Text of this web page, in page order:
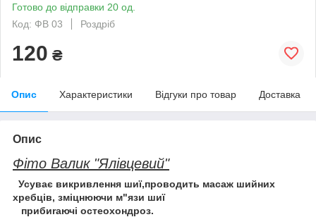
Готово до відправки 20 од.
Код: ФВ 03
Роздріб
120 ₴
Опис Характеристики Відгуки про товар Доставка
Опис
Фіто Валик "Ялівцевий"
Усуває викривлення шиї,проводить масаж шийних
хребців, зміцнюючи м"язи шиї
прибиraючі остеохондроз.